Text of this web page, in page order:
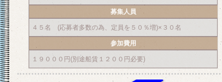
募集人員
４５名 (応募者多数の為、定員を５０％増)×３０名
参加費用
１９０００円(別途船賃１２００円必要)